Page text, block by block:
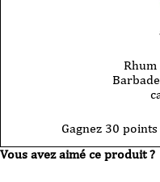
Gagnez 30
Vous avez aimé ce produit ?